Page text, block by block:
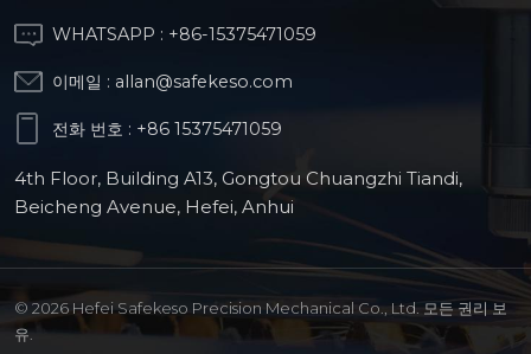
WHATSAPP : +86-15375471059
이메일 : allan@safekeso.com
전화 번호 : +86 15375471059
4th Floor, Building A13, Gongtou Chuangzhi Tiandi,
Beicheng Avenue, Hefei, Anhui
© 2026 Hefei Safekeso Precision Mechanical Co., Ltd. 모든 권리 보
유.